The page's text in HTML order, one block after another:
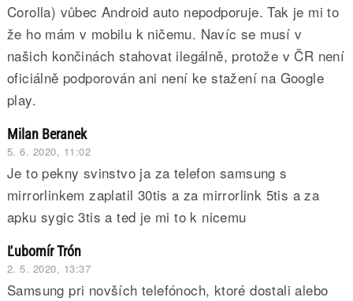
Corolla) vůbec Android auto nepodporuje. Tak je mi to
že ho mám v mobilu k ničemu. Navíc se musí v
našich končinách stahovat ilegálně, protože v ČR není
oficiálně podporován ani není ke stažení na Google
play.
Milan Beranek
5. 6. 2020, 11:02
Je to pekny svinstvo ja za telefon samsung s
mirrorlinkem zaplatil 30tis a za mirrorlink 5tis a za
apku sygic 3tis a ted je mi to k nicemu
Ľubomír Trón
2. 5. 2020, 13:37
Samsung pri novších telefónoch, ktoré dostali alebo